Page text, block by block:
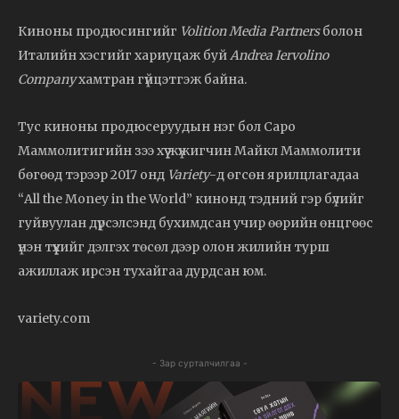
Киноны продюсингийг Volition Media Partnersболон
Италийн хэсгийг хариуцаж буйAndrea Iervolino
Companyхамтран гүйцэтгэж байна.
Тус киноны продюсеруудын нэг бол Саро
Маммолитигийн зээ хүү жүжигчин Майкл Маммолити
бөгөөд тэрээр 2017 онд Variety-д өгсөн ярилцлагадаа
“All the Money in the World” кинонд тэдний гэр бүлийг
гуйвуулан дүрсэлсэнд бухимдсан учир өөрийн өнцгөөс
үнэн түүхийг дэлгэх төсөл дээр олон жилийн турш
ажиллаж ирсэн тухайгаа дурдсан юм.
variety.com
- Зар сурталчилгаа -